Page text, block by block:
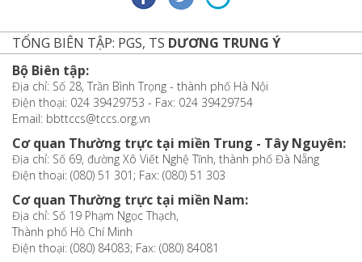
TỔNG BIÊN TẬP: PGS, TS DƯƠNG TRUNG Ý
Bộ Biên tập:
Địa chỉ: Số 28, Trần Bình Trọng - thành phố Hà Nội
Điện thoại: 024 39429753 - Fax: 024 39429754
Email: bbttccs@tccs.org.vn
Cơ quan Thường trực tại miền Trung - Tây Nguyên:
Địa chỉ: Số 69, đường Xô Viết Nghệ Tĩnh, thành phố Đà Nẵng
Điện thoại: (080) 51 301; Fax: (080) 51 303
Cơ quan Thường trực tại miền Nam:
Địa chỉ: Số 19 Phạm Ngọc Thạch,
Thành phố Hồ Chí Minh
Điện thoại: (080) 84083; Fax: (080) 84081